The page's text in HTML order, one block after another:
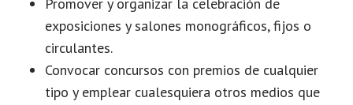
exposiciones y salones monográficos, fijos o
circulantes.
Convocar concursos con premios de cualquier
tipo y emplear cualesquiera otros medios que